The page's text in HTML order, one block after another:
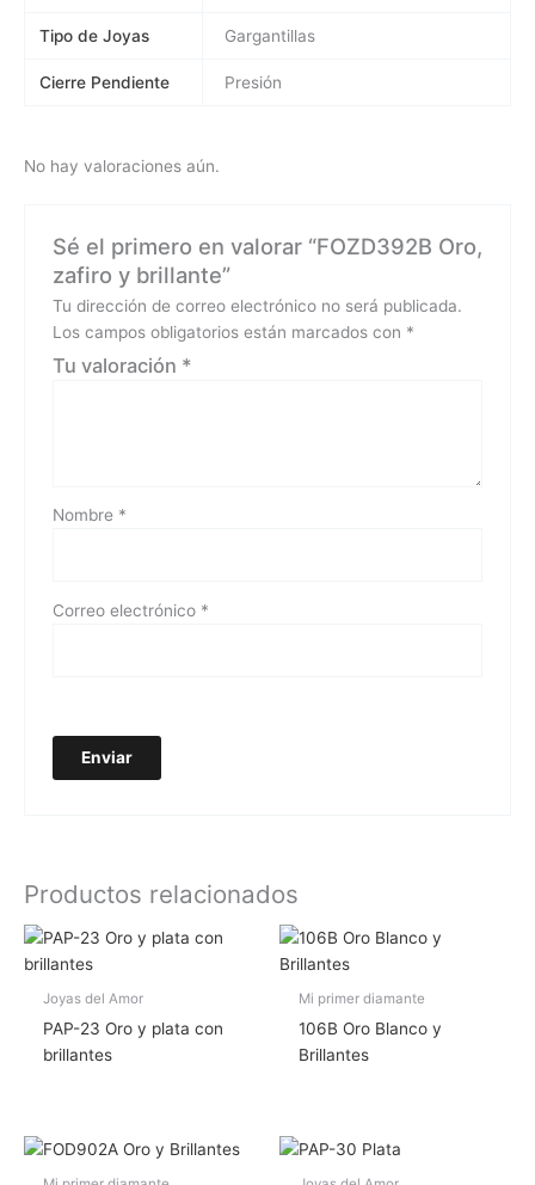
Tipo de Joyas Gargantillas
Cierre Pendiente Presión
No hay valoraciones aún.
Sé el primero en valorar “FOZD392B Oro,
zafiro y brillante”
Tu dirección de correo electrónico no será publicada.
Los campos obligatorios están marcados con *
Tu valoración *
Nombre *
Correo electrónico *
Productos relacionados
Joyas del Amor
PAP-23 Oro y plata con
brillantes
Mi primer diamante
106B Oro Blanco y
Brillantes